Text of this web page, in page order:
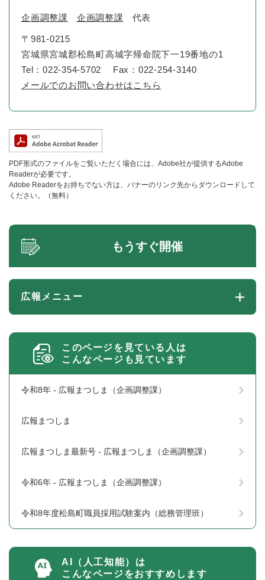
企画調整課 企画調整課 代表
〒981-0215
宮城県宮城郡松島町高城字帰命院下一19番地の1
Tel：022-354-5702
Fax：022-254-3140
メールでのお問い合わせはこちら
PDF形式のファイルをご覧いただく場合には、Adobe社が提供するAdobe
Readerが必要です。
Adobe Readerをお持ちでない方は、バナーのリンク先からダウンロードして
ください。（無料）
もうすぐ開催
広報メニュー
このページを見ている人は
こんなページも見ています
令和8年 - 広報まつしま（企画調整課）
広報まつしま
広報まつしま最新号 - 広報まつしま（企画調整課）
令和6年 - 広報まつしま（企画調整課）
令和8年度松島町職員採用試験案内（総務管理班）
AI（人工知能）は
こんなページをおすすめします